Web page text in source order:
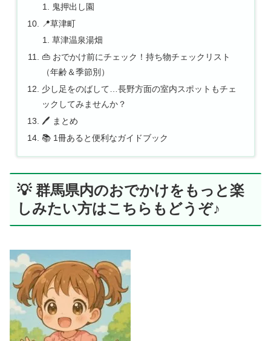
鬼押出し園
📍草津町
草津温泉湯畑
👜 おでかけ前にチェック！持ち物チェックリスト
（年齢＆季節別）
少し足をのばして…長野方面の室内スポットもチェ
ックしてみませんか？
🖊 まとめ
📚 1冊あると便利なガイドブック
💡 群馬県内のおでかけをもっと楽
しみたい方はこちらもどうぞ♪